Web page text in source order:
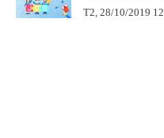
T2, 28/10/2019